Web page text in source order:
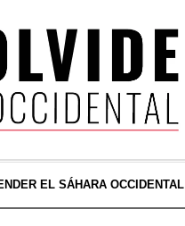
EL SÁHARA OCCIDENTAL